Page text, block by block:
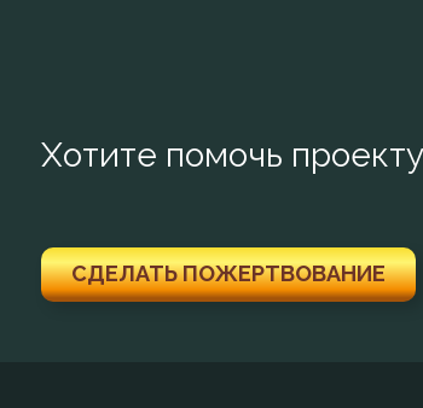
Хотите помочь
СДЕЛАТЬ ПОЖЕРТВОВАНИЕ